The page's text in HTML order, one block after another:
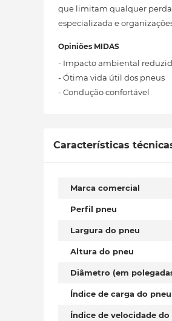
que limitam qualquer perda
especializada e
Opiniões MIDAS
- Impacto ambiental
- Ótima vida útil dos pneus
- Condução confortável
Características
Marca comercial
Perfil pneu
Largura do pneu
Altura do pneu
Diâmetro (em
Índice de carga do pneu
Índice de velocidade do